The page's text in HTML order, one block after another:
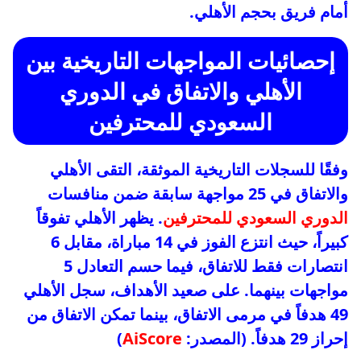
أمام فريق بحجم الأهلي.
إحصائيات المواجهات التاريخية بين
الأهلي والاتفاق في الدوري
السعودي للمحترفين
وفقًا للسجلات التاريخية الموثقة، التقى الأهلي
والاتفاق في 25 مواجهة سابقة ضمن منافسات
الدوري السعودي للمحترفين. يظهر الأهلي تفوقاً
كبيراً، حيث انتزع الفوز في 14 مباراة، مقابل 6
انتصارات فقط للاتفاق، فيما حسم التعادل 5
مواجهات بينهما. على صعيد الأهداف، سجل الأهلي
49 هدفاً في مرمى الاتفاق، بينما تمكن الاتفاق من
إحراز 29 هدفاً. (المصدر:
AiScore
)